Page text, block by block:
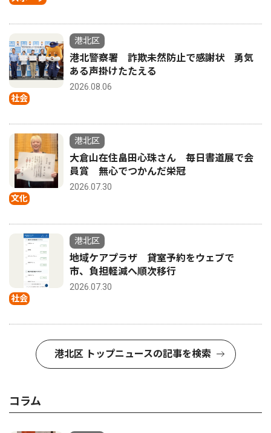
社会
港北区
港北警察署 詐欺未然防止で感謝状 勇気
ある声掛けたたえる
2026.08.06
文化
港北区
大倉山在住畠田心珠さん 毎日書道展で会
員賞 無心でつかんだ栄冠
2026.07.30
社会
港北区
地域ケアプラザ 貸室予約をウェブで
市、負担軽減へ順次移行
2026.07.30
港北区 トップニュースの記事を検索
コラム